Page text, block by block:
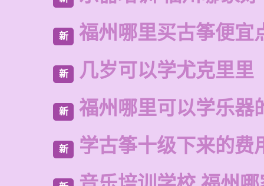
新 福州哪里买古筝便宜
新 几岁可以学尤克里里
新 福州哪里可以学乐器
新 学古筝十级下来的费